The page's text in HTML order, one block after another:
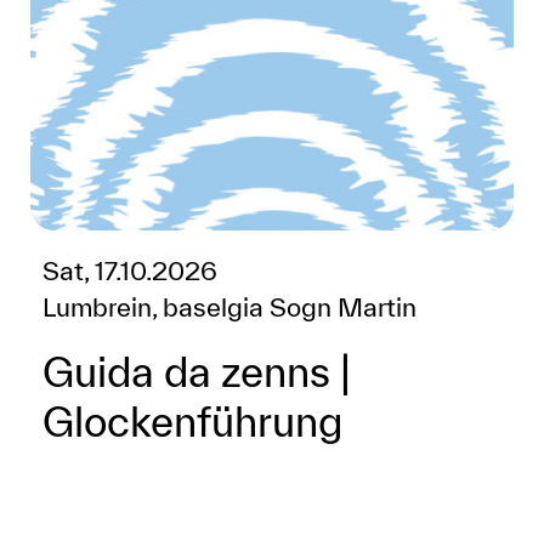
Sat, 17.10.2026
Lumbrein, baselgia Sogn Martin
Guida da zenns |
Glockenführung